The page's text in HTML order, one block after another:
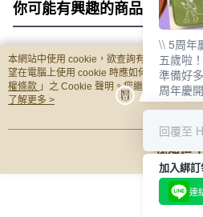
你可能有興趣的商品 全站排行
熱門標籤
本網站中使用 cookie，欲查詢有關本網站使
望在電腦上使用 cookie 時應如何變更電腦的
權條款 」之 Cookie 聲明。您繼續使用本網
用條款之 Cookie 聲明使用 cookie。
了解更多 >
我知道
\\ 5周年
五歲啦
準備好
周年慶
回覆至
加入綁
連